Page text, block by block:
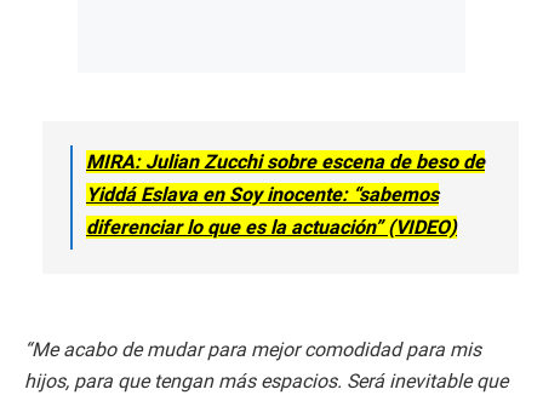
MIRA: Julian Zucchi sobre escena de beso de
Yiddá Eslava en Soy inocente: “sabemos
diferenciar lo que es la actuación” (VIDEO)
“Me acabo de mudar para mejor comodidad para mis
hijos, para que tengan más espacios. Será inevitable que